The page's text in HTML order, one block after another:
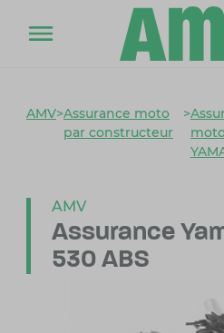
AMV>Assurance moto
par constructeur
>
AMV
Assurance
530 ABS